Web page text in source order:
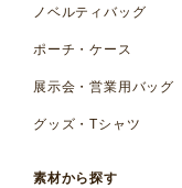
ノベルティバッグ
ポーチ・ケース
展示会・営業用バッグ
グッズ・Tシャツ
素材から探す